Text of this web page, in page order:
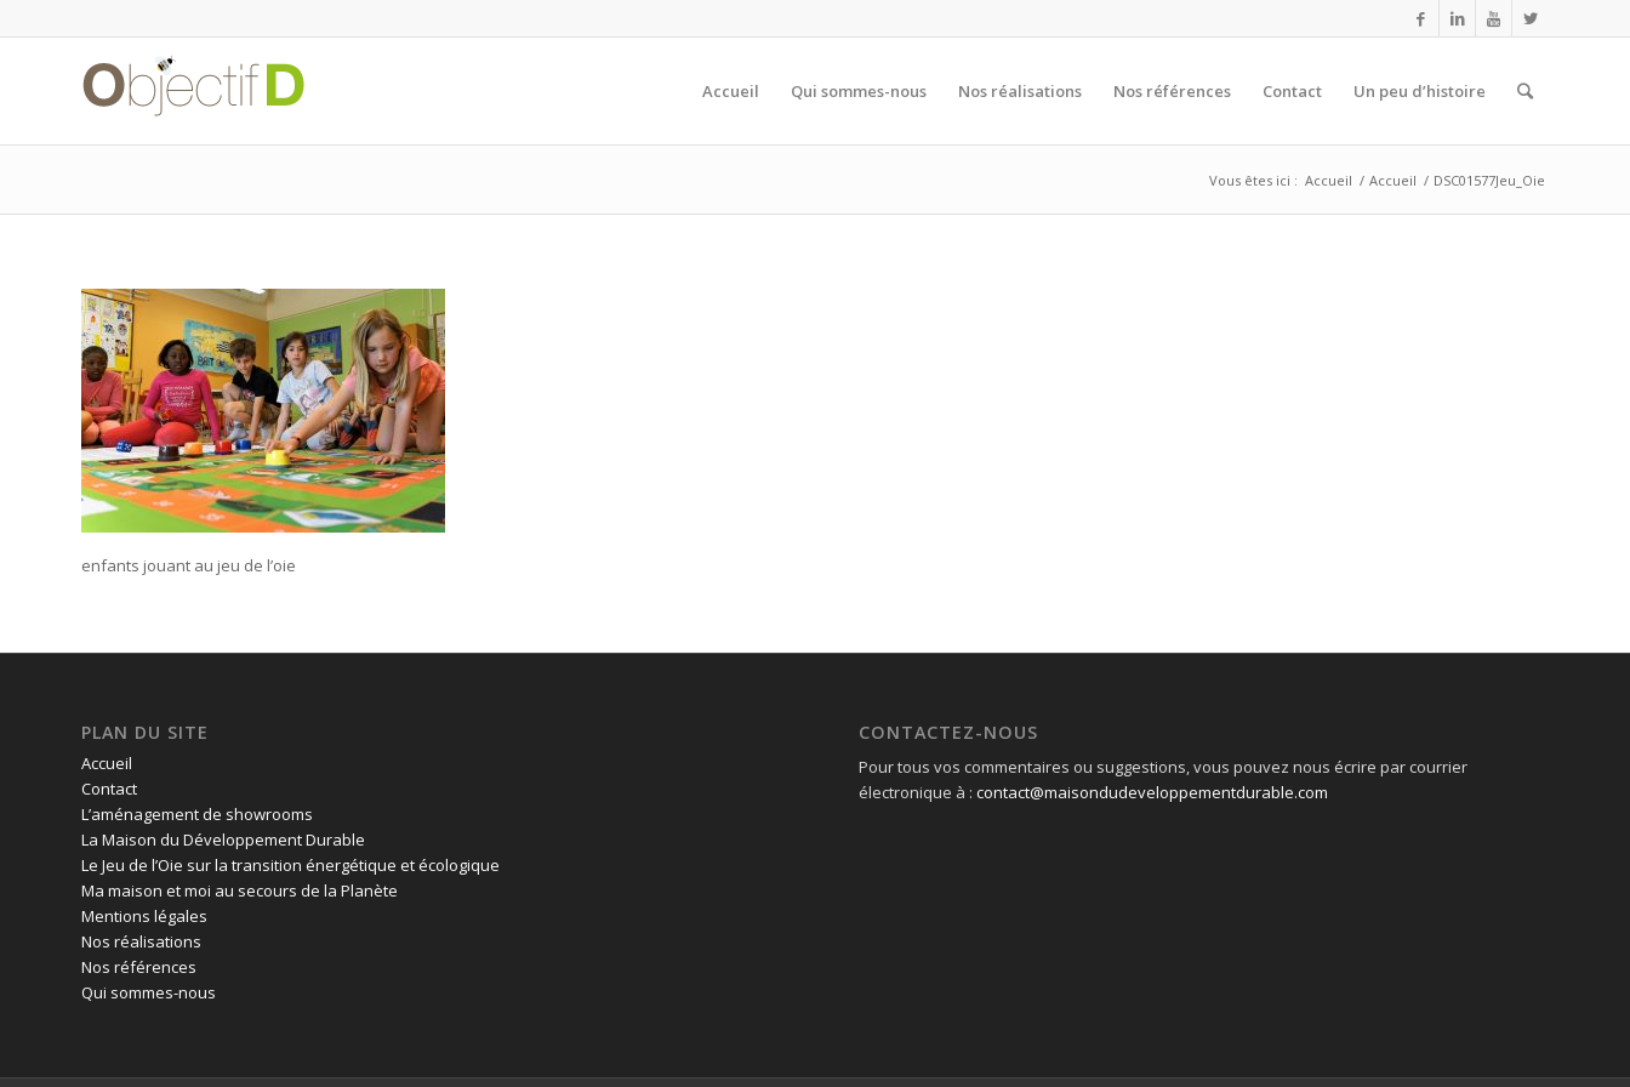
Accueil Qui sommes-nous Nos réalisations Nos références Contact Un peu d’histoire
Vous êtes ici : Accueil / Accueil / DSC01577Jeu_Oie
enfants jouant au jeu de l’oie
PLAN DU SITE
Accueil
Contact
L’aménagement de showrooms
La Maison du Développement Durable
Le Jeu de l’Oie sur la transition énergétique et écologique
Ma maison et moi au secours de la Planète
Mentions légales
Nos réalisations
Nos références
Qui sommes-nous
CONTACTEZ-NOUS
Pour tous vos commentaires ou suggestions, vous pouvez nous écrire par courrier
électronique à :contact@maisondudeveloppementdurable.com